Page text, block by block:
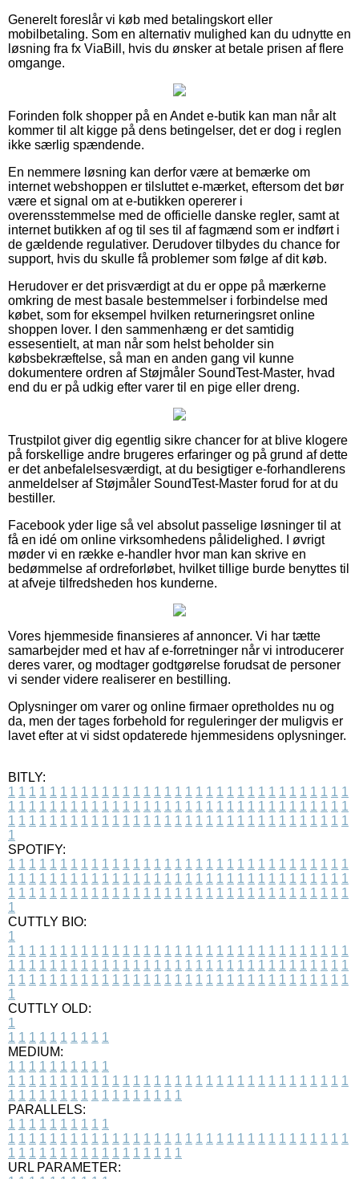
Generelt foreslår vi køb med betalingskort eller
mobilbetaling. Som en alternativ mulighed kan du udnytte en
løsning fra fx ViaBill, hvis du ønsker at betale prisen af flere
omgange.
Forinden folk shopper på en Andet e-butik kan man når alt
kommer til alt kigge på dens betingelser, det er dog i reglen
ikke særlig spændende.
En nemmere løsning kan derfor være at bemærke om
internet webshoppen er tilsluttet e-mærket, eftersom det bør
være et signal om at e-butikken opererer i
overensstemmelse med de officielle danske regler, samt at
internet butikken af og til ses til af fagmænd som er indført i
de gældende regulativer. Derudover tilbydes du chance for
support, hvis du skulle få problemer som følge af dit køb.
Herudover er det prisværdigt at du er oppe på mærkerne
omkring de mest basale bestemmelser i forbindelse med
købet, som for eksempel hvilken returneringsret online
shoppen lover. I den sammenhæng er det samtidig
essesentielt, at man når som helst beholder sin
købsbekræftelse, så man en anden gang vil kunne
dokumentere ordren af Støjmåler SoundTest-Master, hvad
end du er på udkig efter varer til en pige eller dreng.
Trustpilot giver dig egentlig sikre chancer for at blive klogere
på forskellige andre brugeres erfaringer og på grund af dette
er det anbefalelsesværdigt, at du besigtiger e-forhandlerens
anmeldelser af Støjmåler SoundTest-Master forud for at du
bestiller.
Facebook yder lige så vel absolut passelige løsninger til at
få en idé om online virksomhedens pålidelighed. I øvrigt
møder vi en række e-handler hvor man kan skrive en
bedømmelse af ordreforløbet, hvilket tillige burde benyttes til
at afveje tilfredsheden hos kunderne.
Vores hjemmeside finansieres af annoncer. Vi har tætte
samarbejder med et hav af e-forretninger når vi introducerer
deres varer, og modtager godtgørelse forudsat de personer
vi sender videre realiserer en bestilling.
Oplysninger om varer og online firmaer opretholdes nu og
da, men der tages forbehold for reguleringer der muligvis er
lavet efter at vi sidst opdaterede hjemmesidens oplysninger.
BITLY:
1 1 1 1 1 1 1 1 1 1 1 1 1 1 1 1 1 1 1 1 1 1 1 1 1 1 1 1 1 1 1 1 1
1 1 1 1 1 1 1 1 1 1 1 1 1 1 1 1 1 1 1 1 1 1 1 1 1 1 1 1 1 1 1 1 1
1 1 1 1 1 1 1 1 1 1 1 1 1 1 1 1 1 1 1 1 1 1 1 1 1 1 1 1 1 1 1 1 1
1
SPOTIFY:
1 1 1 1 1 1 1 1 1 1 1 1 1 1 1 1 1 1 1 1 1 1 1 1 1 1 1 1 1 1 1 1 1
1 1 1 1 1 1 1 1 1 1 1 1 1 1 1 1 1 1 1 1 1 1 1 1 1 1 1 1 1 1 1 1 1
1 1 1 1 1 1 1 1 1 1 1 1 1 1 1 1 1 1 1 1 1 1 1 1 1 1 1 1 1 1 1 1 1
1
CUTTLY BIO:
1
1 1 1 1 1 1 1 1 1 1 1 1 1 1 1 1 1 1 1 1 1 1 1 1 1 1 1 1 1 1 1 1 1
1 1 1 1 1 1 1 1 1 1 1 1 1 1 1 1 1 1 1 1 1 1 1 1 1 1 1 1 1 1 1 1 1
1 1 1 1 1 1 1 1 1 1 1 1 1 1 1 1 1 1 1 1 1 1 1 1 1 1 1 1 1 1 1 1 1
1
CUTTLY OLD:
1
1 1 1 1 1 1 1 1 1 1
MEDIUM:
1 1 1 1 1 1 1 1 1 1
1 1 1 1 1 1 1 1 1 1 1 1 1 1 1 1 1 1 1 1 1 1 1 1 1 1 1 1 1 1 1 1 1
1 1 1 1 1 1 1 1 1 1 1 1 1 1 1 1 1
PARALLELS:
1 1 1 1 1 1 1 1 1 1
1 1 1 1 1 1 1 1 1 1 1 1 1 1 1 1 1 1 1 1 1 1 1 1 1 1 1 1 1 1 1 1 1
1 1 1 1 1 1 1 1 1 1 1 1 1 1 1 1 1
URL PARAMETER: